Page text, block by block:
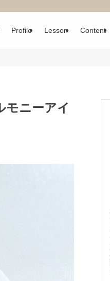
Profile Lesson Content
モニーアイ